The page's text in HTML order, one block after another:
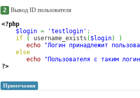
2 Вывод ID пользователя
<?php
$login = 'testlogin' ;
if
( username_exists ( $login)
)
echo
"Логин принадлежит
else
echo
"Пользователя с таким
?>
Примечания